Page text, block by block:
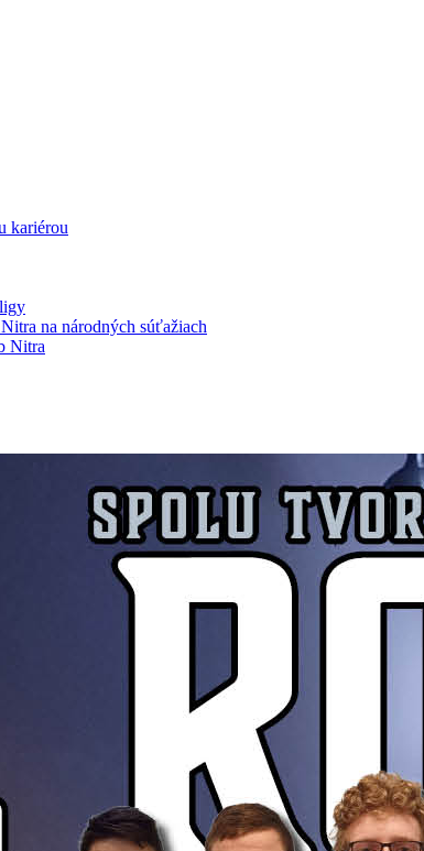
kariérou
na národných súťažiach
Nitra